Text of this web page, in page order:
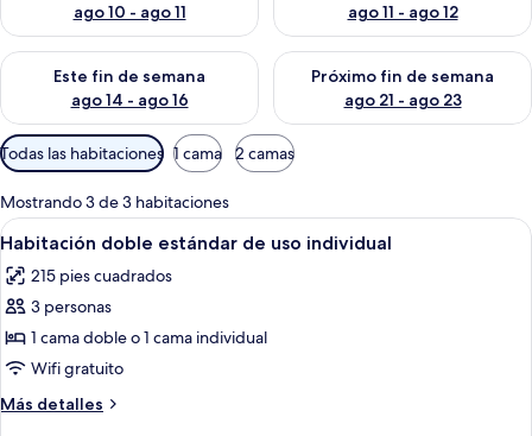
ago 10 - ago 11
ago 11 - ago 12
Este fin de semana
ago 14 - ago 16
Consulta la disponibilidad para este fin de semana ago 14 -
Próximo fin de semana
ago 21 - ago 23
Consulta la disponibilidad
Filtros
disponibles
para
las
habitaciones
Todas las habitaciones 1 cama 2 camas
Mostrando 3 de 3 habitaciones
Abrir
todas
las
fotos
de
Habitación
doble
estándar
Habitación de hotel con dos camas,
7
Habitación doble estándar de uso individual
215 pies cuadrados
3 personas
1 cama doble o 1 cama individual
Wifi gratuito
Más detalles
Más